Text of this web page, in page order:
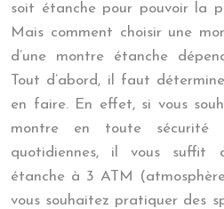
soit étanche pour pouvoir la
Mais comment choisir une
d’une montre étanche
Tout d’abord, il faut
en faire. En effet, si vous
montre en toute sécurité
quotidiennes, il vous suffit
étanche à 3 ATM
vous souhaitez pratiquer des